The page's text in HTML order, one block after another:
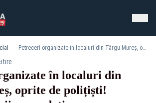
Petreceri organizate în localuri din Târgu Mureș, oprite de polițiști! Organizatorii, amendați
în localuri din
oprite de polițiști!